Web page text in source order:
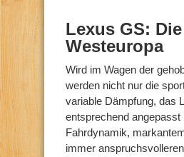
Lexus GS:
Westeuropa
Wird im Wagen der
werden nicht nur die
variable Dämpfung, das
entsprechend
Fahrdynamik,
immer